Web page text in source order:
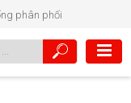
phân phối